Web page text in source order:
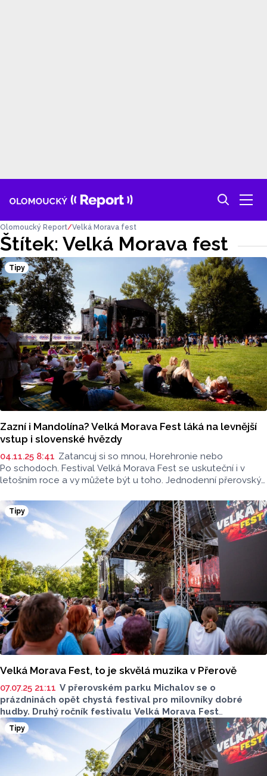
Štítek: Velká Morava fest
Olomoucký Report Velká Morava fest
Tipy
Zazní i Mandolína? Velká Morava Fest láká na levnější
vstup i slovenské hvězdy
04.11.25 8:41 Zatancuj si so mnou, Horehronie nebo
Po schodoch. Festival Velká Morava Fest se uskuteční i v
letošním roce a vy můžete být u toho. Jednodenní přerovský
A přitáhne nejen slovenské hvězdy.
Tipy
Velká Morava Fest, to je skvělá muzika v Přerově
07.07.25 21:11 V přerovském parku Michalov se o
prázdninách opět chystá festival pro milovníky dobré
hudby. Druhý ročník festivalu Velká Morava Fest
se uskuteční v sobotu 12. července. A pořadatelé připravili
nadupaný line-up.
Tipy